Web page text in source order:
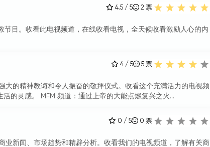
4.5 / 5 2 票
目。收看此电视频道，在线收看电视，全天候收看激励人心的内
4 / 5 5 票
大的精神教诲和令人振奋的敬拜仪式。收看这个充满活力的电视频
的灵感。 MFM 频道：通过上帝的大能点燃复兴之火...
0 / 5 0 票
业新闻、市场趋势和精辟分析。收看我们的电视频道，了解有关商